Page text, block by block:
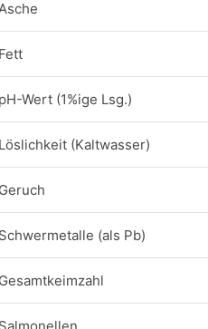
Fett
pH-Wert (1%ige Lsg.)
Löslichkeit (Kaltwasser)
Geruch
Schwermetalle (als Pb)
Gesamtkeimzahl